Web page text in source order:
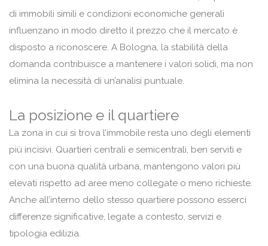
di immobili simili e condizioni economiche generali
influenzano in modo diretto il prezzo che il mercato è
disposto a riconoscere. A Bologna, la stabilità della
domanda contribuisce a mantenere i valori solidi, ma non
elimina la necessità di un’analisi puntuale.
La posizione e il quartiere
La zona in cui si trova l’immobile resta uno degli elementi
più incisivi. Quartieri centrali e semicentrali, ben serviti e
con una buona qualità urbana, mantengono valori più
elevati rispetto ad aree meno collegate o meno richieste.
Anche all’interno dello stesso quartiere possono esserci
differenze significative, legate a contesto, servizi e
tipologia edilizia.